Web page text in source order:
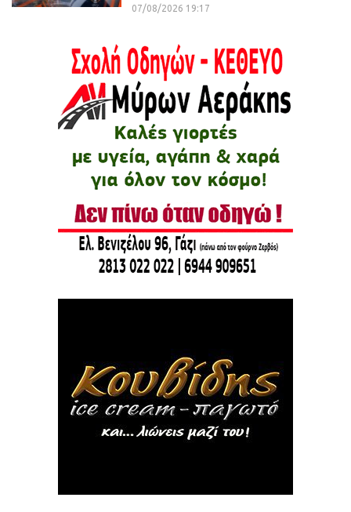
07/08/2026 19:17